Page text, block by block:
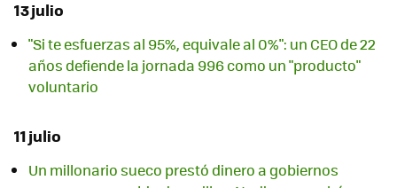
13 julio
"Si te esfuerzas al 95%, equivale al 0%": un CEO de 22
años defiende la jornada 996 como un "producto"
voluntario
11 julio
Un millonario sueco prestó dinero a gobiernos